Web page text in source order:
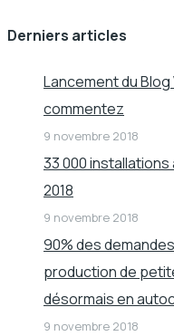
Derniers articles
Lancement du
commentez
9 novembre 2018
33 000
2018
9 novembre 2018
90% des
production de
désormais en
9 novembre 2018